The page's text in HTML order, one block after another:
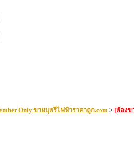
Only ขายบุหรี่ไฟฟ้าราคาถูก.com> [ห้องข